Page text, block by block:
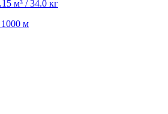
м³ / 34.0 кг
1000 м